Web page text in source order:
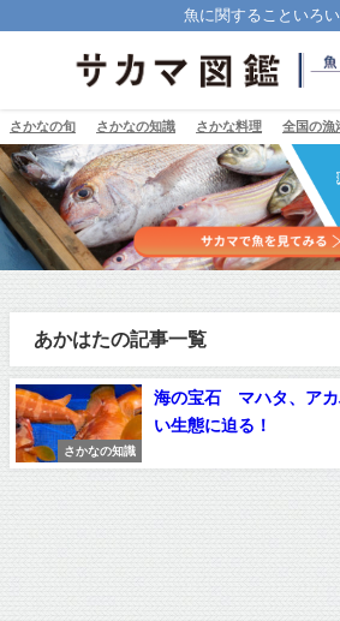
魚に関することいろ
さかなの旬 さかなの知識 さかな料理 全国の漁
あかはたの記事一覧
さかなの知識
海の宝石 マハタ、アカ
い生態に迫る！